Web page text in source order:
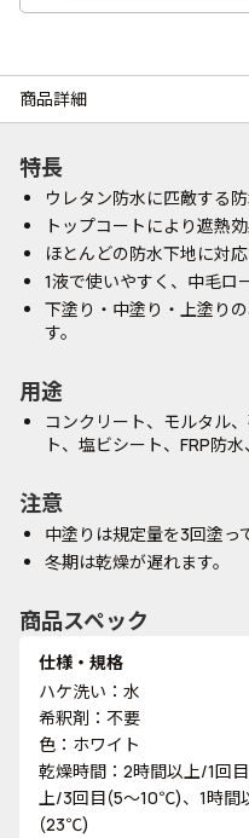
商品詳細
特長
ウレタン防水に匹敵する防
トップコートにより遮熱
ほとんどの防水下地に対応
1液で使いやすく、中毛ロ
下塗り・中塗り・上塗り
す。
用途
コンクリート、モルタル
ト、塩ビシート、FRP防
注意
中塗りは規定量を3回塗っ
冬期は乾燥が遅れます。
商品スペック
仕様・規格
ハケ洗い：水
希釈剤：不要
色：ホワイト
乾燥時間：2時間以上/1回
上/3回目(5～10℃)、1時間
(23℃)